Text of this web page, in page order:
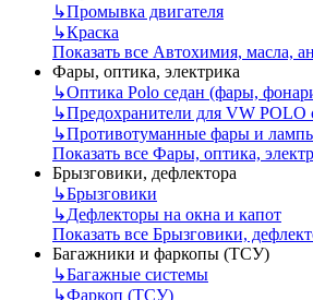
↳Промывка двигателя
↳Краска
Показать все Автохимия, масла,
Фары, оптика, электрика
↳Оптика Polo седан (фары,
↳Предохранители для VW POLO
↳Противотуманные фары и
Показать все Фары, оптика,
Брызговики, дефлектора
↳Брызговики
↳Дефлекторы на окна и капот
Показать все Брызговики,
Багажники и фаркопы (ТСУ)
↳Багажные системы
↳Фаркоп (ТСУ)